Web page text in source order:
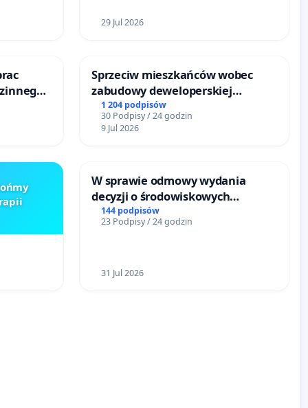
29 Jul 2026
Sprzeciw mieszkańców wobec
zabudowy deweloperskiej
terenow zielonych w rejonie
Bulwarów Straceńskich w Bielsku-
Białej
1 204 podpisów
30 Podpisy / 24 godzin
9 Jul 2026
W sprawie odmowy wydania
decyzji o środowiskowych
uwarunkowaniach dla budowy
zakładu wytwarzania biometanu
mieszkańców i Puszczy
144 podpisów
23 Podpisy / 24 godzin
31 Jul 2026